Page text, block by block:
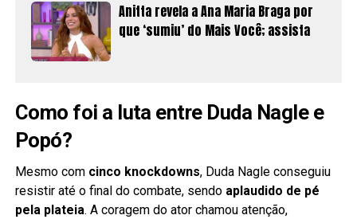
Anitta revela a Ana Maria Braga por
que ‘sumiu’ do Mais Você; assista
Como foi a luta entre Duda Nagle e
Popó?
Mesmo com cinco knockdowns, Duda Nagle conseguiu
resistir até o final do combate, sendo aplaudido de pé
pela plateia. A coragem do ator chamou atenção,